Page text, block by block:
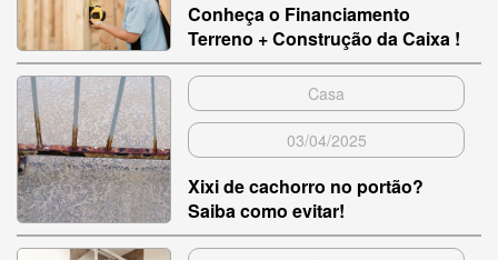
Conheça o Financiamento
Terreno + Construção da Caixa !
Casa
03/04/2025
Xixi de cachorro no portão?
Saiba como evitar!